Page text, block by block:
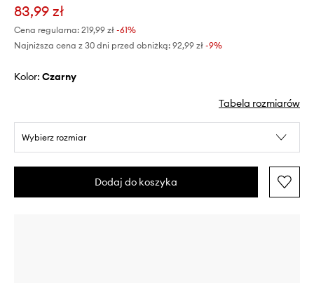
83,99 zł
Cena regularna: 219,99 zł -61%
Najniższa cena z 30 dni przed obniżką: 92,99 zł -9%
Kolor: czarny
Tabela rozmiarów
Wybierz rozmiar
Dodaj do koszyka